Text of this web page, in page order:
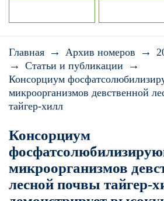
Главная → Архив номеров →
→ Статьи и публикации →
Консорциум
микроорганизмов девственной
тайгер-хилл
Консорциум
микроорганизмов
лесной почвы тайгер-